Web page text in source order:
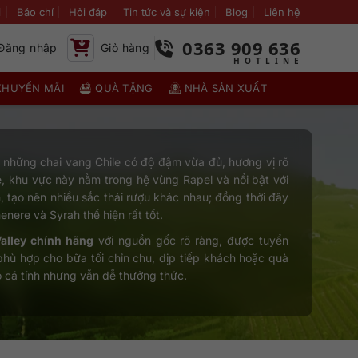
Báo chí Hỏi đáp Tin tức và sự kiện Blog Liên hệ
nhập Giỏ hàng 0363 909 636
MÃI QUÀ TẶNG NHÀ SẢN XUẤT
chai vang Chile có độ đậm vừa đủ, hương vị rõ
khu vực này nằm trong hệ vùng Rapel và nổi bật với
nên nhiều sắc thái rượu khác nhau; đồng thời đây
và Syrah thể hiện rất tốt.
chính hãng với nguồn gốc rõ ràng, được tuyển
hợp cho bữa tối chỉn chu, dịp tiếp khách hoặc quà
tính nhưng vẫn dễ thưởng thức.